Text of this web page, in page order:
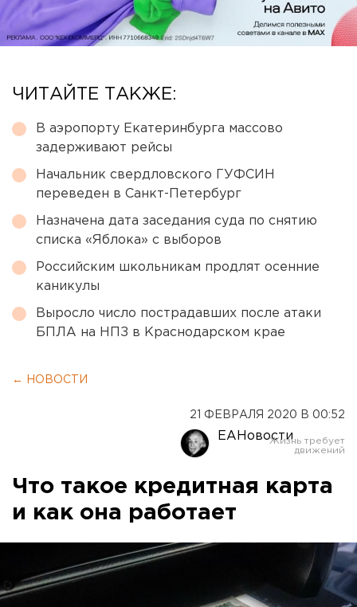
ЧИТАЙТЕ ТАКЖЕ:
В аэропорту Екатеринбурга массово
задерживают рейсы
Начальник свердловского ГУФСИН
переведен в Санкт-Петербург
Назначена дата заседания суда по снятию
списка «Яблока» с выборов
Российским школьникам продлят осенние
каникулы
Выросло число пострадавших после атаки
БПЛА на НПЗ в Краснодарском крае
← НОВОСТИ
21 ФЕВРАЛЯ 2020 В 00:52
ЕАНовости
Что такое кредитная карта
и как она работает